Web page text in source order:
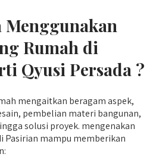
Menggunakan
Rumah di
Qyusi Persada ?
mengaitkan beragam aspek,
pembelian materi bangunan,
solusi proyek. mengenakan
Pasirian mampu memberikan